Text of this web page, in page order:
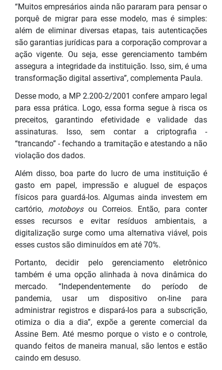
“Muitos empresários ainda não pararam para pensar o
porquê de migrar para esse modelo, mas é simples:
além de eliminar diversas etapas, tais autenticações
são garantias jurídicas para a corporação comprovar a
ação vigente. Ou seja, esse gerenciamento também
assegura a integridade da instituição. Isso, sim, é uma
transformação digital assertiva”, complementa Paula.
Desse modo, a MP 2.200-2/2001 confere amparo legal
para essa prática. Logo, essa forma segue à risca os
preceitos, garantindo efetividade e validade das
assinaturas. Isso, sem contar a criptografia -
“trancando” - fechando a tramitação e atestando a não
violação dos dados.
Além disso, boa parte do lucro de uma instituição é
gasto em papel, impressão e aluguel de espaços
físicos para guardá-los. Algumas ainda investem em
cartório, motoboys ou Correios. Então, para conter
esses recursos e evitar resíduos ambientais, a
digitalização surge como uma alternativa viável, pois
esses custos são diminuídos em até 70%.
Portanto, decidir pelo gerenciamento eletrônico
também é uma opção alinhada à nova dinâmica do
mercado. “Independentemente do período de
pandemia, usar um dispositivo on-line para
administrar registros e dispará-los para a subscrição,
otimiza o dia a dia”, expõe a gerente comercial da
Assine Bem. Até mesmo porque o visto e o controle,
quando feitos de maneira manual, são lentos e estão
caindo em desuso.